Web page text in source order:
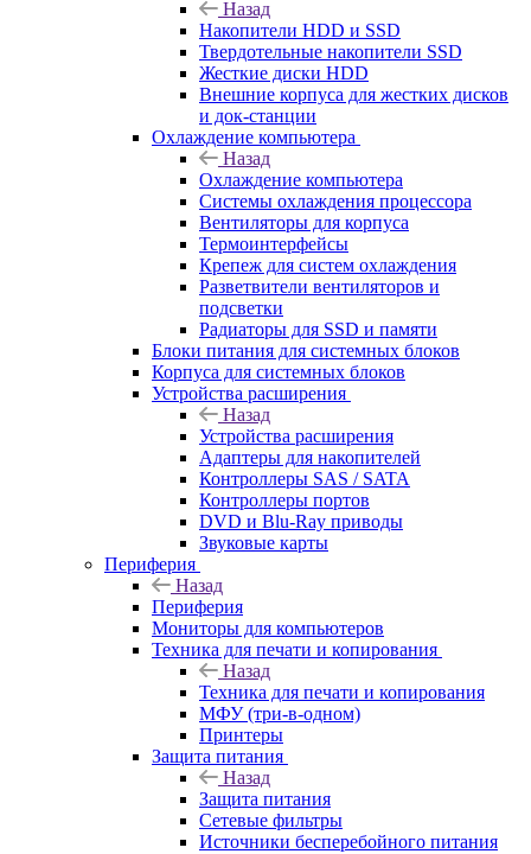
Назад
Накопители HDD и SSD
Твердотельные накопители SSD
Жесткие диски HDD
Внешние корпуса для жестких дисков
и док-станции
Охлаждение компьютера
Назад
Охлаждение компьютера
Системы охлаждения процессора
Вентиляторы для корпуса
Термоинтерфейсы
Крепеж для систем охлаждения
Разветвители вентиляторов и
подсветки
Радиаторы для SSD и памяти
Блоки питания для системных блоков
Корпуса для системных блоков
Устройства расширения
Назад
Устройства расширения
Адаптеры для накопителей
Контроллеры SAS / SATA
Контроллеры портов
DVD и Blu-Ray приводы
Звуковые карты
Периферия
Назад
Периферия
Мониторы для компьютеров
Техника для печати и копирования
Назад
Техника для печати и копирования
МФУ (три-в-одном)
Принтеры
Защита питания
Назад
Защита питания
Сетевые фильтры
Источники бесперебойного питания